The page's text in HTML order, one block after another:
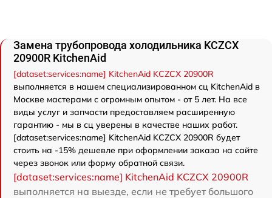
Замена трубопровода холодильника KCZCX
20900R KitchenAid
[dataset:services:name] KitchenAid KCZCX 20900R
выполняется в нашем специализированном сц KitchenAid в
Москве мастерами с огромным опытом - от 5 лет. На все
виды услуг и запчасти предоставляем расширенную
гарантию - мы в сц уверены в качестве наших работ.
[dataset:services:name] KitchenAid KCZCX 20900R будет
стоить на -15% дешевле при оформлении заказа на сайте
через звонок или форму обратной связи.
[dataset:services:name] KitchenAid KCZCX 20900R
выполняется на выезде, если не требует большого